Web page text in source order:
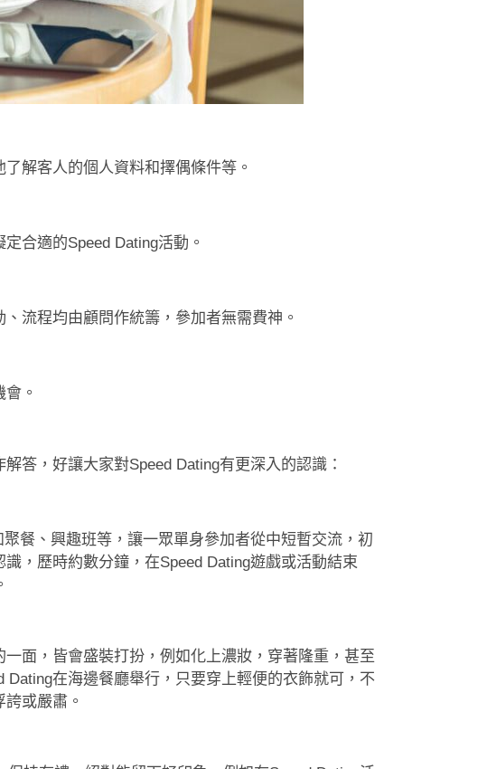
解客人的個人資料和擇偶條件等。
合適的Speed Dating活動。
流程均由顧問作統籌，參加者無需費神。
。
答，好讓大家對Speed Dating有更深入的認識：
餐、興趣班等，讓一眾單身參加者從中短暫交流，初
，歷時約數分鐘，在Speed Dating遊戲或活動結束
面，皆會盛裝打扮，例如化上濃妝，穿著隆重，甚至
在海邊餐廳舉行，只要穿上輕便的衣飾就可，不
或嚴肅。